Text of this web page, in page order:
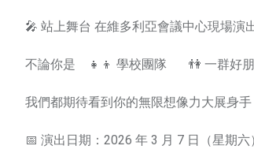
🎤 站上舞台 在維多利亞會議中心現場演
不論你是 👧👦 學校團隊 👫 一群好
我們都期待看到你的無限想像力大展身手
📅 演出日期：2026 年 3 月 7 日（星期六